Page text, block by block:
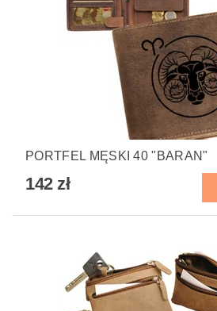
PORTFEL MĘSKI 40 "BARAN"
142 zł